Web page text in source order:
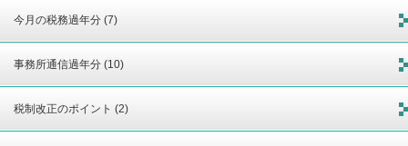
今月の税務過年分 (7)
事務所通信過年分 (10)
税制改正のポイント (2)